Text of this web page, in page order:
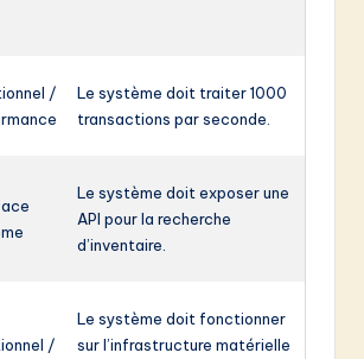
/
Le système doit traiter 1000
transactions par seconde.
Le système doit exposer une
API pour la recherche
d’inventaire.
/
Le système doit fonctionner
sur l’infrastructure matérielle